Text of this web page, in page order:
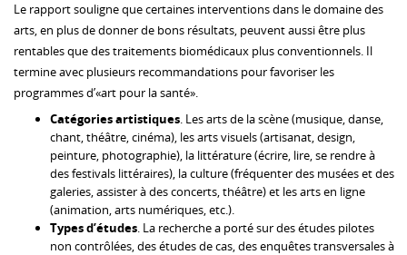
Le rapport souligne que certaines interventions dans le domaine des
arts, en plus de donner de bons résultats, peuvent aussi être plus
rentables que des traitements biomédicaux plus conventionnels. Il
termine avec plusieurs recommandations pour favoriser les
programmes d’«art pour la santé».
Catégories artistiques. Les arts de la scène (musique, danse,
chant, théâtre, cinéma), les arts visuels (artisanat, design,
peinture, photographie), la littérature (écrire, lire, se rendre à
des festivals littéraires), la culture (fréquenter des musées et des
galeries, assister à des concerts, théâtre) et les arts en ligne
(animation, arts numériques, etc.).
Types d’études. La recherche a porté sur des études pilotes
non contrôlées, des études de cas, des enquêtes transversales à